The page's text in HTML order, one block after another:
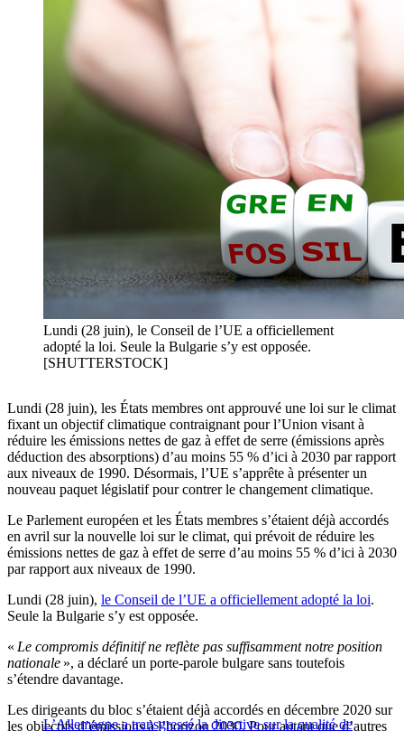
Lundi (28 juin), le Conseil de l’UE a officiellement
adopté la loi. Seule la Bulgarie s’y est opposée.
[SHUTTERSTOCK]
Lundi (28 juin), les États membres ont approuvé une loi sur le climat
fixant un objectif climatique contraignant pour l’Union visant à
réduire les émissions nettes de gaz à effet de serre (émissions après
déduction des absorptions) d’au moins 55 % d’ici à 2030 par rapport
aux niveaux de 1990. Désormais, l’UE s’apprête à présenter un
nouveau paquet législatif pour contrer le changement climatique.
Le Parlement européen et les États membres s’étaient déjà accordés
en avril sur la nouvelle loi sur le climat, qui prévoit de réduire les
émissions nettes de gaz à effet de serre d’au moins 55 % d’ici à 2030
par rapport aux niveaux de 1990.
Lundi (28 juin), le Conseil de l’UE a officiellement adopté la loi.
Seule la Bulgarie s’y est opposée.
« Le compromis définitif ne reflète pas suffisamment notre position
nationale », a déclaré un porte-parole bulgare sans toutefois
s’étendre davantage.
L’Allemagne a transgressé la directive sur la qualité de
Les dirigeants du bloc s’étaient déjà accordés en décembre 2020 sur
les objectifs d’émissions à l’horizon 2030. Pour autant que d’autres